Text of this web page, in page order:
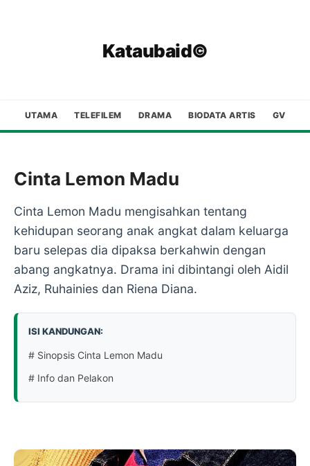
Kataubaid©
UTAMA TELEFILEM DRAMA BIODATA ARTIS GV
Cinta Lemon Madu
Cinta Lemon Madu mengisahkan tentang
kehidupan seorang anak angkat dalam keluarga
baru selepas dia dipaksa berkahwin dengan
abang angkatnya. Drama ini dibintangi oleh Aidil
Aziz, Ruhainies dan Riena Diana.
ISI KANDUNGAN:
# Sinopsis Cinta Lemon Madu
# Info dan Pelakon